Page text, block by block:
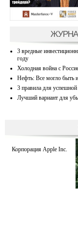
3 вредные
году
Холодная война с
Нефть: Все могло быть
3 правила для
Лучший вариант для
Корпорация Apple Inc.